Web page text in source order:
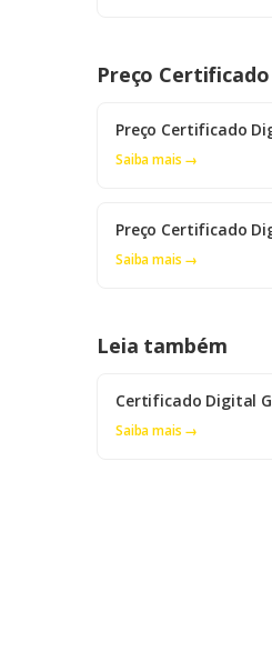
Preço
Preço Certificado
Saiba mais →
Preço Certificado
Saiba mais →
Leia também
Certificado Digital
Saiba mais →